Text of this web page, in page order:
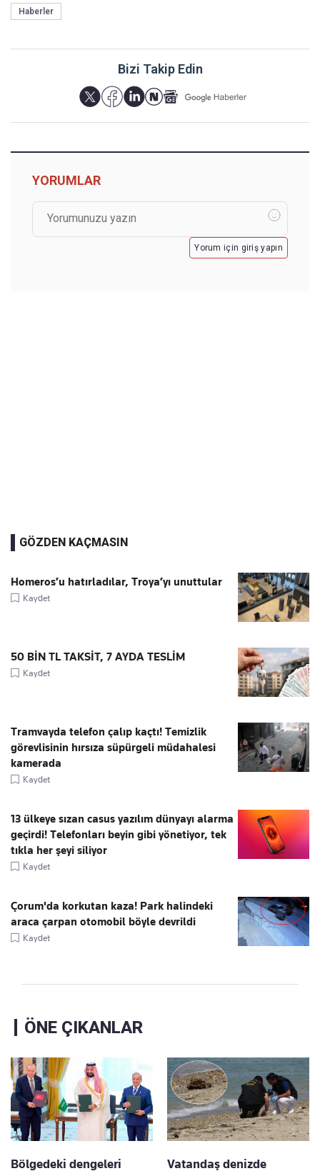
Haberler
Bizi Takip Edin
YORUMLAR
Yorum için giriş yapın
GÖZDEN KAÇMASIN
Homeros’u hatırladılar, Troya’yı unuttular
Kaydet
50 BİN TL TAKSİT, 7 AYDA TESLİM
Kaydet
Tramvayda telefon çalıp kaçtı! Temizlik
görevlisinin hırsıza süpürgeli müdahalesi
kamerada
Kaydet
13 ülkeye sızan casus yazılım dünyayı alarma
geçirdi! Telefonları beyin gibi yönetiyor, tek
tıkla her şeyi siliyor
Kaydet
Çorum'da korkutan kaza! Park halindeki
araca çarpan otomobil böyle devrildi
Kaydet
ÖNE ÇIKANLAR
Bölgedeki dengeleri Vatandaş denizde